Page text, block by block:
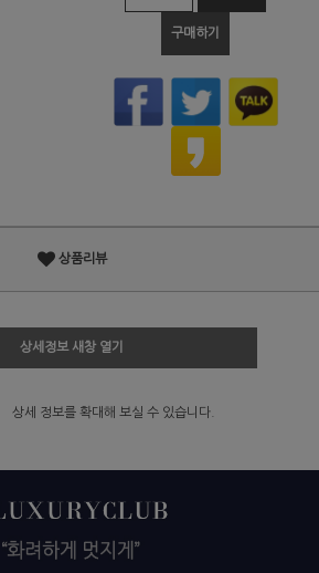
구매하기
상품리뷰
상세정보 새창 열기
상세 정보를 확대해 보실 수 있습니다.